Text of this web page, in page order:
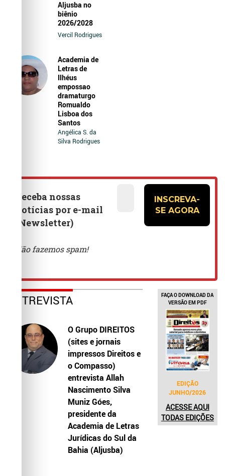
Aljusba no
biênio
2026/2028
Vercil Rodrigues
Academia de
Letras de
Ilhéus
empossao
dramaturgo
Romualdo
Lisboa dos
Santos
Angélica S. da
Silva Rodrigues
ENTREVISTA
O Grupo DIREITOS
(sites e jornais
impressos Direitos e
o Compasso)
entrevista Allah
Nascimento Silva
Muniz Góes,
presidente da
Academia de Letras
Jurídicas do Sul da
Bahia (Aljusba)
FAÇA O DOWNLOAD DA
VERSÃO EM PDF
EDIÇÃO
JUNHO/2026
ACESSE AQUI
TODAS EDIÇÕES